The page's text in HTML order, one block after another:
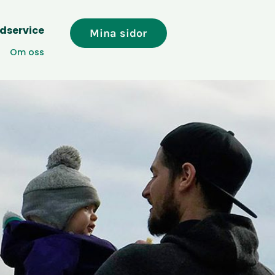
Om oss
Mina sidor